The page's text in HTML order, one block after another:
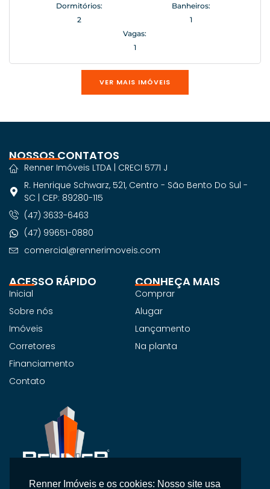
Dormitórios:
2
Banheiros:
1
Vagas:
1
VER MAIS IMÓVEIS
ACESSO RÁPIDO
Inicial
Sobre nós
Imóveis
Corretores
Financiamento
Contato
CONHEÇA MAIS
Comprar
Alugar
Lançamento
Na planta
NOSSOS CONTATOS
Renner Imóveis LTDA | CRECI 5771 J
R. Henrique Schwarz, 521, Centro - São Bento Do Sul -
SC | CEP: 89280-115
(47) 3633-6463
(47) 99651-0880
comercial@rennerimoveis.com
Renner Imóveis e os cookies: Nosso site usa